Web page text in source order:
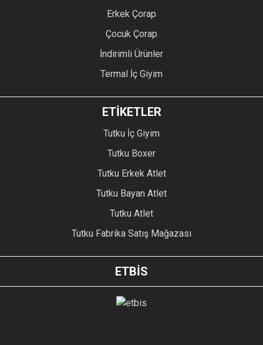
Erkek Çorap
Çocuk Çorap
İndirimli Ürünler
Termal İç Giyim
ETİKETLER
Tutku İç Giyim
Tutku Boxer
Tutku Erkek Atlet
Tutku Bayan Atlet
Tutku Atlet
Tutku Fabrika Satış Mağazası
ETBİS